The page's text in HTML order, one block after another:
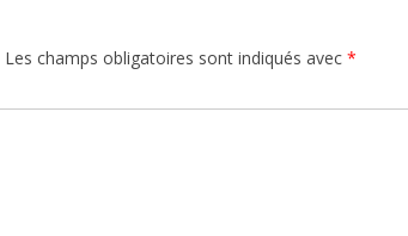
Les champs obligatoires sont indiqués avec *